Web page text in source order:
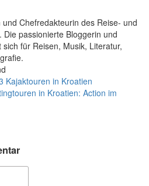
Chefredakteurin des Reise- und
passionierte Bloggerin und
für Reisen, Musik, Literatur,
Kajaktouren in Kroatien
in Kroatien: Action im